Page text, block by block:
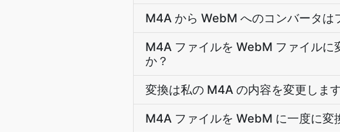
M4A から WebM へのコンバータは
M4A ファイルを WebM ファイルに
か？
変換は私の M4A の内容を変更しま
M4A ファイルを WebM に一度に変